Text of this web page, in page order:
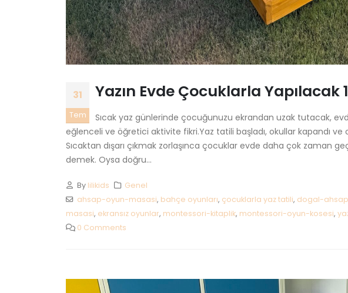
31
Tem
Yazın Evde Çocuklarla Yapılacak
Sıcak yaz günlerinde çocuğunuzu ekrandan uzak tutacak,
eğlenceli ve öğretici aktivite fikri.Yaz tatili başladı, okullar kapandı ve
Sıcaktan dışarı çıkmak zorlaşınca çocuklar evde daha çok zaman
demek. Oysa doğru...
By lilikids
Genel
ahsap-oyun-masasi, bahçe oyunları, çocuklarla yaz tatili, dogal-
masasi, ekransız oyunlar, montessori-kitaplik, montessori-oyun-kosesi,
0 Comments